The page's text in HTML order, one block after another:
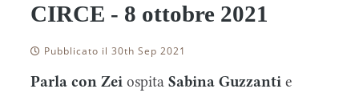
CIRCE - 8 ottobre 2021
Pubblicato il 30th Sep 2021
Parla con Zei ospitaSabina Guzzanti e